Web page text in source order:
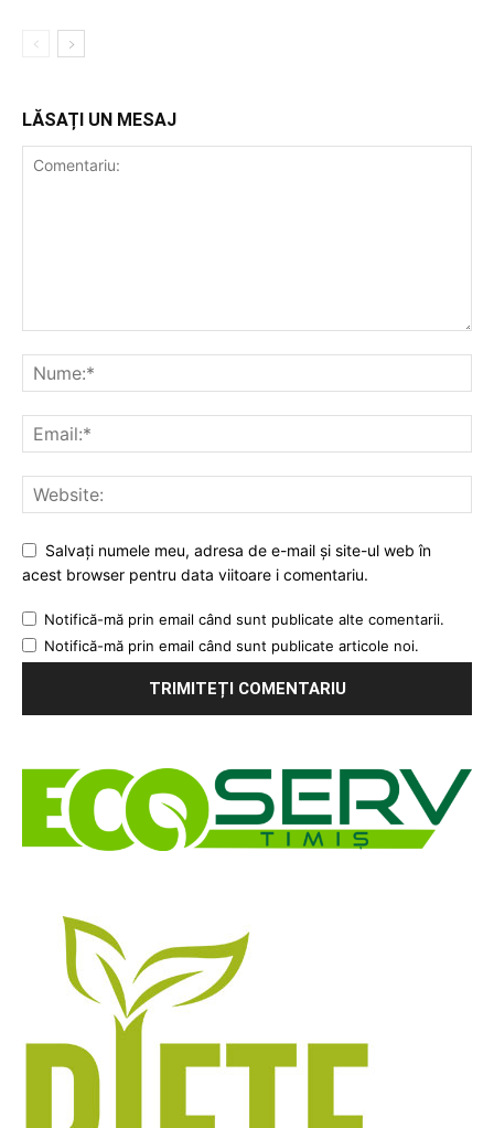
LĂSAȚI UN MESAJ
Salvați numele meu, adresa de e-mail și site-ul web în
acest browser pentru data viitoare i comentariu.
Notifică-mă prin email când sunt publicate alte comentarii.
Notifică-mă prin email când sunt publicate articole noi.